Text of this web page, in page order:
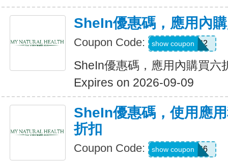
SheIn優惠碼，應用內
Coupon Code: B23FDG2
show coupon
SheIn優惠碼，應用內購買六
Expires on 2026-09-09
SheIn優惠碼，使用應
折扣
Coupon Code: 295KHS6
show coupon